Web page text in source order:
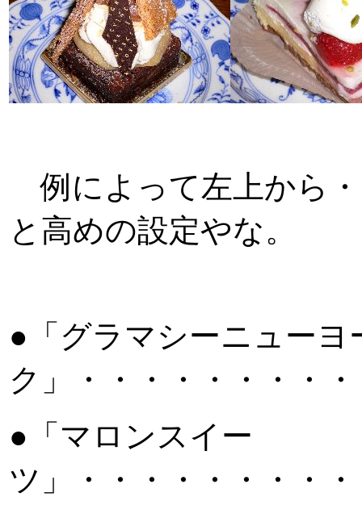
例によって左上から
と高めの設定やな。
●「グラマシーニューヨ
ク」・・・・・・・・
●「マロンスイー
ツ」・・・・・・・・